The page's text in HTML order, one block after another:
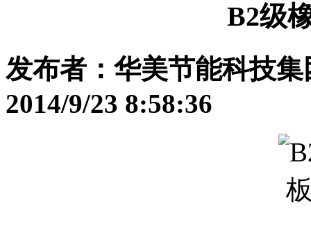
B2级
发布者：华美节能科技
2014/9/23 8:58:36